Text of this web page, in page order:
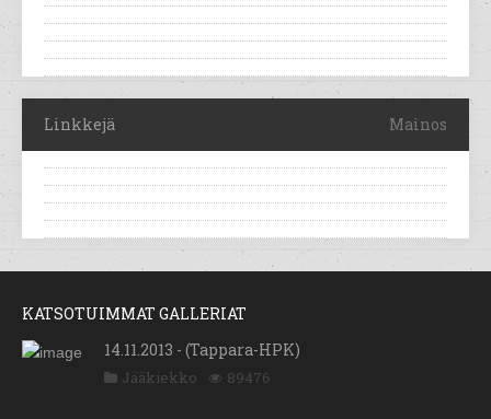
Linkkejä Mainos
KATSOTUIMMAT GALLERIAT
14.11.2013 - (Tappara-HPK)
Jääkiekko 89476